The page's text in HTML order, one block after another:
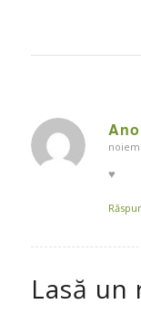
♥️
Lasă un